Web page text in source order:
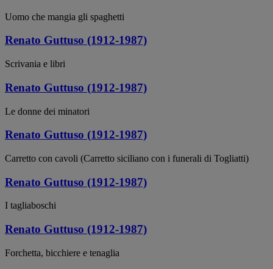
Uomo che mangia gli spaghetti
Renato Guttuso (1912-1987)
Scrivania e libri
Renato Guttuso (1912-1987)
Le donne dei minatori
Renato Guttuso (1912-1987)
Carretto con cavoli (Carretto siciliano con i funerali di Togliatti)
Renato Guttuso (1912-1987)
I tagliaboschi
Renato Guttuso (1912-1987)
Forchetta, bicchiere e tenaglia